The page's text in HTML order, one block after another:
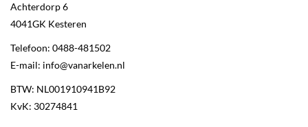
Achterdorp 6
4041GK Kesteren
Telefoon: 0488-481502
E-mail: info@vanarkelen.nl
BTW: NL001910941B92
KvK: 30274841